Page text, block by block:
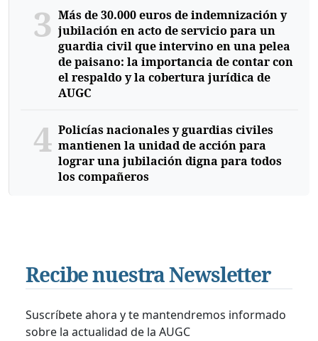
3 Más de 30.000 euros de indemnización y
jubilación en acto de servicio para un
guardia civil que intervino en una pelea
de paisano: la importancia de contar con
el respaldo y la cobertura jurídica de
AUGC
4 Policías nacionales y guardias civiles
mantienen la unidad de acción para
lograr una jubilación digna para todos
los compañeros
Recibe nuestra Newsletter
Suscríbete ahora y te mantendremos informado
sobre la actualidad de la AUGC